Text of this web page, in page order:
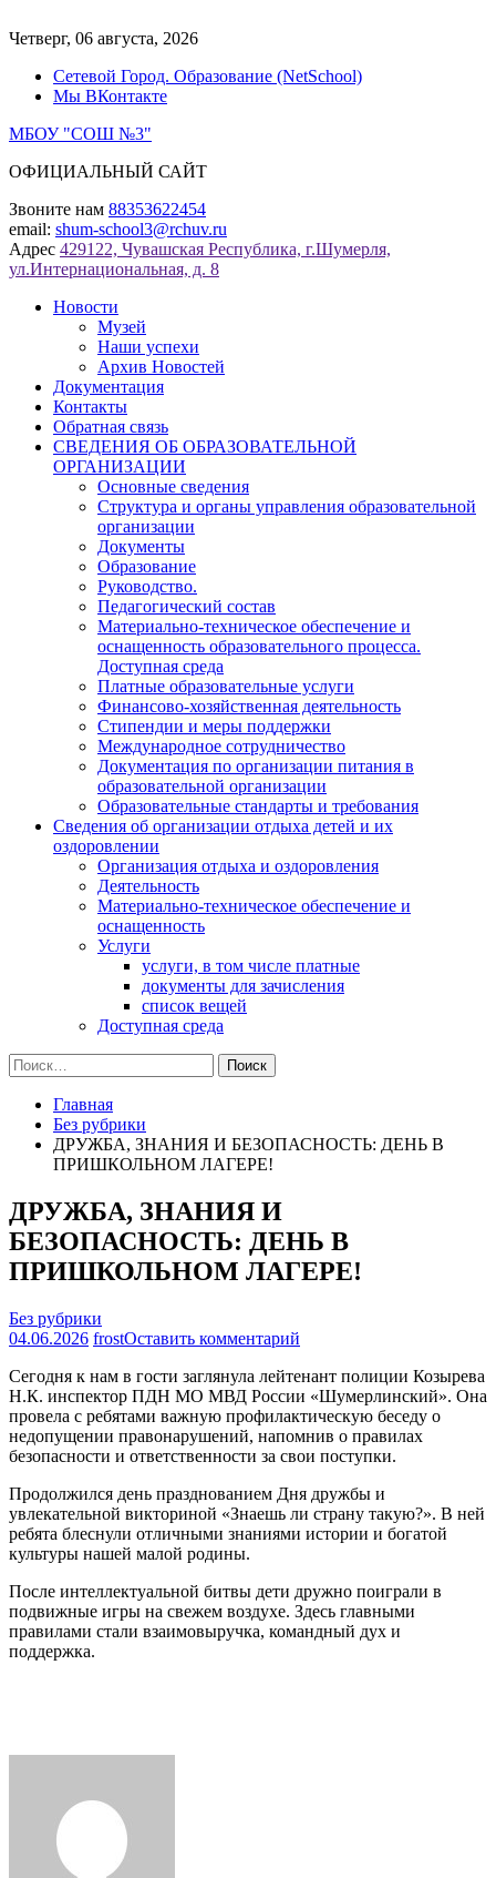
к
Четверг, 06 августа, 2026
Сетевой Город. Образование (NetSchool)
Мы ВКонтакте
МБОУ "СОШ №3"
ОФИЦИАЛЬНЫЙ САЙТ
Звоните нам 88353622454
email: shum-school3@rchuv.ru
Адрес 429122, Чувашская Республика, г.Шумерля,
ул.Интернациональная, д. 8
Новости
Музей
Наши успехи
Архив Новостей
Документация
Контакты
Обратная связь
СВЕДЕНИЯ ОБ ОБРАЗОВАТЕЛЬНОЙ
ОРГАНИЗАЦИИ
Основные сведения
Структура и органы управления образовательной
организации
Документы
Образование
Руководство.
Педагогический состав
Материально-техническое обеспечение и
оснащенность образовательного процесса.
Доступная среда
Платные образовательные услуги
Финансово-хозяйственная деятельность
Стипендии и меры поддержки
Международное сотрудничество
Документация по организации питания в
образовательной организации
Образовательные стандарты и требования
Сведения об организации отдыха детей и их
оздоровлении
Организация отдыха и оздоровления
Деятельность
Материально-техническое обеспечение и
оснащенность
Услуги
услуги, в том числе платные
документы для зачисления
список вещей
Доступная среда
Найти:
Главная
Без рубрики
ДРУЖБА, ЗНАНИЯ И БЕЗОПАСНОСТЬ: ДЕНЬ В
ПРИШКОЛЬНОМ ЛАГЕРЕ!
ДРУЖБА, ЗНАНИЯ И
БЕЗОПАСНОСТЬ: ДЕНЬ В
ПРИШКОЛЬНОМ ЛАГЕРЕ!
Без рубрики
04.06.2026 frostОставить комментарий
ЗНАНИЯ
И
БЕЗОПАСНОСТЬ:
ДЕНЬ
В
ЛАГЕРЕ!
Сегодня к нам в гости заглянула лейтенант полиции Козырева
Н.К. инспектор ПДН МО МВД России «Шумерлинский». Она
провела с ребятами важную профилактическую беседу о
недопущении правонарушений, напомнив о правилах
безопасности и ответственности за свои поступки.
Продолжился день празднованием Дня дружбы и
увлекательной викториной «Знаешь ли страну такую?». В ней
ребята блеснули отличными знаниями истории и богатой
культуры нашей малой родины.
После интеллектуальной битвы дети дружно поиграли в
подвижные игры на свежем воздухе. Здесь главными
правилами стали взаимовыручка, командный дух и
поддержка.